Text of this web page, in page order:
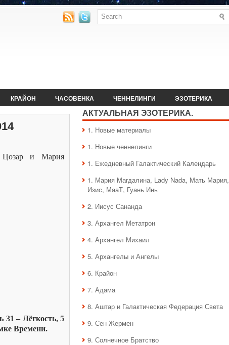
КРАЙОН ЧАСОВЕНКА ЧЕННЕЛИНГИ ЭЗОТЕРИКА
Цозар и Мария
31 – Лёгкость, 5
Времени.
АКТУАЛЬНАЯ ЭЗОТЕРИКА.
1. Hовые материалы
1. Hовые ченнелинги
1. Ежедневный Галактический Календарь
1. Мария Магдалина, Lady Nada, Мать Мария,
Изис, МааТ, Гуань Инь
2. Иисус Сананда
3. Архангел Метатрон
4. Архангел Михаил
5. Архангелы и Ангелы
6. Крайон
7. Адама
8. Аштар и Галактическая Федерация Света
9. Сен-Жермен
9. Солнечное Братство